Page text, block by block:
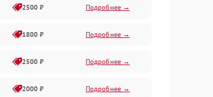
2500 ₽ Подробнее →
1800 ₽ Подробнее →
2500 ₽ Подробнее →
2000 ₽ Подробнее →